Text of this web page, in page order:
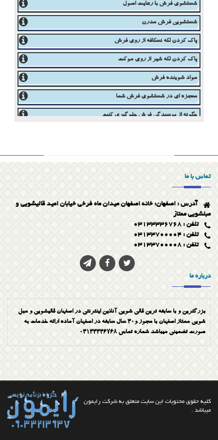
شستشوی فرش با رعایت اصول
شستشویی فرش مدرن
پاک کردن لکه نسکافه از روی فرش
پاک کردن لکه شیر از روی موکت
مواد شوینده فرش
معجزه ای در شستشوی فرش شما
چگونه از پوسیدگی فرش جلوگیری کنیم
مروری بر خدمات قالیشویی ممتاز در اصفهان
ویژگی قالیشویی خوب
تماس با ما
آدرس : اصفهان: خانه اصفهان میدان ماه فرخی خیابان امید قالیشویی و
مبلشویی ممتاز
تلفن : 03133336768
تلفن : 03133700004
تلفن : 03133700008
درباره ما
بزرگترین و با سابقه ترین قالی شویی آنلاین اینترنتی در اصفهان قالیشویی و مبل
شویی ممتاز اصفهان با مجوز و30 سال سابقه در اصفهان آماده ارائه خدمات به
صورت تضمینی میباشد شماره تماس 03133336768
کلیه حقوق محتویات این سایت متعلق به شرکت رایمون
میباشد .